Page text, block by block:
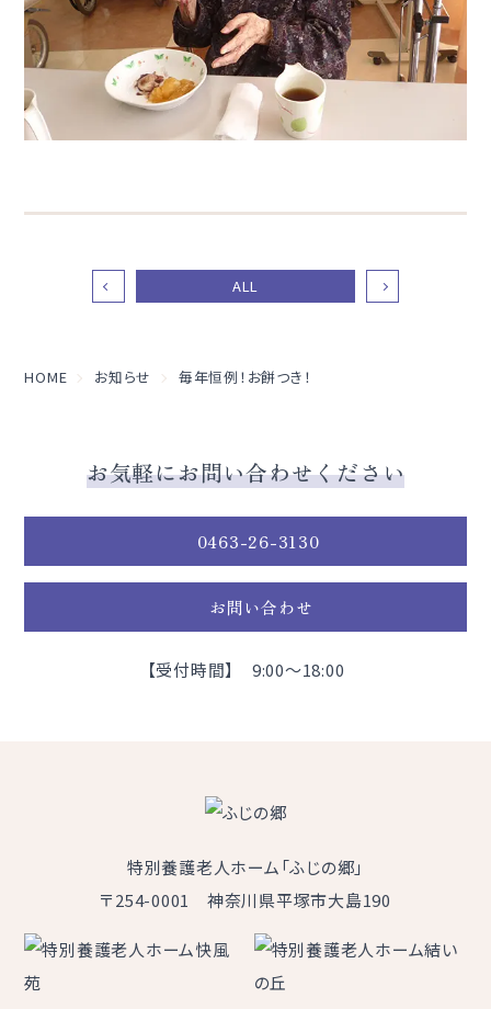
ALL
HOME お知らせ 毎年恒例！お餅つき！
お気軽にお問い合わせください
0463-26-3130
お問い合わせ
【受付時間】 9:00～18:00
特別養護老人ホーム「ふじの郷」
〒254-0001 神奈川県平塚市大島190